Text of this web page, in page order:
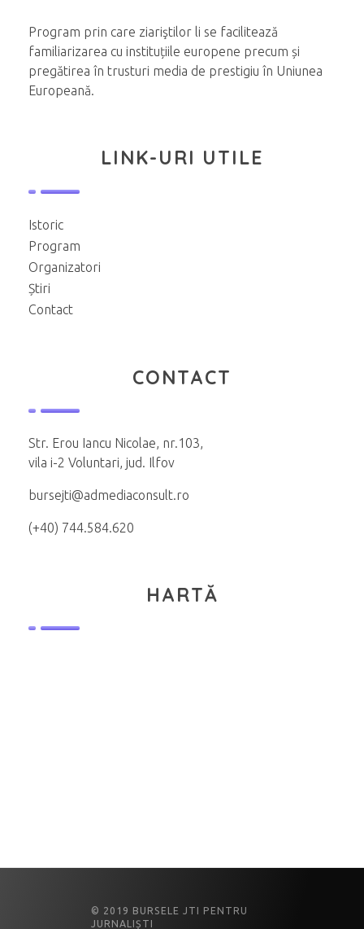
Program prin care ziariştilor li se facilitează
familiarizarea cu instituțiile europene precum și
pregătirea în trusturi media de prestigiu în Uniunea
Europeană.
LINK-URI UTILE
Istoric
Program
Organizatori
Știri
Contact
CONTACT
Str. Erou Iancu Nicolae, nr.103,
vila i-2 Voluntari, jud. Ilfov
bursejti@admediaconsult.ro
(+40) 744.584.620
HARTĂ
© 2019 BURSELE JTI PENTRU
JURNALIȘTI